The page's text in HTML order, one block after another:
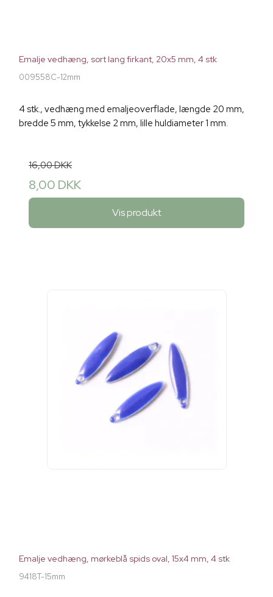
Emalje vedhæng, sort lang firkant, 20x5 mm, 4 stk
009558C-12mm
4 stk., vedhæng med emaljeoverflade, længde 20 mm,
bredde 5 mm, tykkelse 2 mm, lille huldiameter 1 mm.
16,00 DKK
8,00 DKK
Vis produkt
Emalje vedhæng, mørkeblå spids oval, 15x4 mm, 4 stk
9418T-15mm